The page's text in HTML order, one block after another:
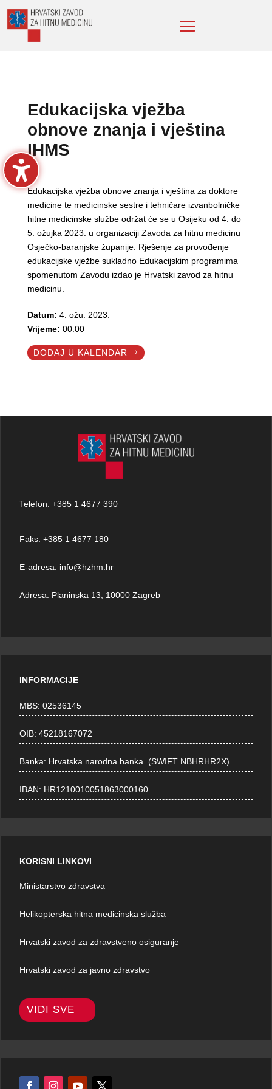
Edukacijska vježba
obnove znanja i vještina
IHMS
Edukacijska vježba obnove znanja i vještina za doktore
medicine te medicinske sestre i tehničare izvanbolničke
hitne medicinske službe održat će se u Osijeku od 4. do
5. ožujka 2023. u organizaciji Zavoda za hitnu medicinu
Osječko-baranjske županije. Rješenje za provođenje
edukacijske vježbe sukladno Edukacijskim programima
spomenutom Zavodu izdao je Hrvatski zavod za hitnu
medicinu.
Datum: 4. ožu. 2023.
Vrijeme: 00:00
DODAJ U KALENDAR
Telefon:+385 1 4677 390
Faks:+385 1 4677 180
E-adresa: info@hzhm.hr
Adresa: Planinska 13, 10000 Zagreb
INFORMACIJE
MBS: 02536145
OIB: 45218167072
Banka: Hrvatska narodna banka (SWIFT NBHRHR2X)
IBAN: HR1210010051863000160
KORISNI LINKOVI
Ministarstvo zdravstva
Helikopterska hitna medicinska služba
Hrvatski zavod za zdravstveno osiguranje
Hrvatski zavod za javno zdravstvo
VIDI SVE